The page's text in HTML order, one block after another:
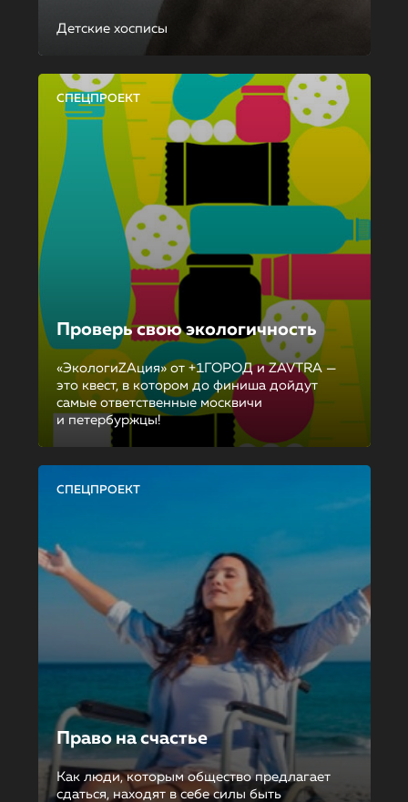
Детские хосписы
СПЕЦПРОЕКТ
Проверь свою экологичность
«ЭкологиZAция» от +1ГОРОД и ZAVTRA —
это квест, в котором до финиша дойдут
самые ответственные москвичи
и петербуржцы!
СПЕЦПРОЕКТ
Право на счастье
Как люди, которым общество предлагает
сдаться, находят в себе силы быть